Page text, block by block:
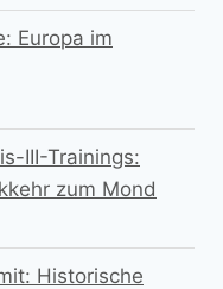
Europa im
III-Trainings:
zum Mond
Historische